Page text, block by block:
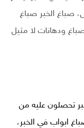
صباغ الخبر صباغ
ودهانات لا مثيل
تحصلون عليه من
ابواب في الخبر،